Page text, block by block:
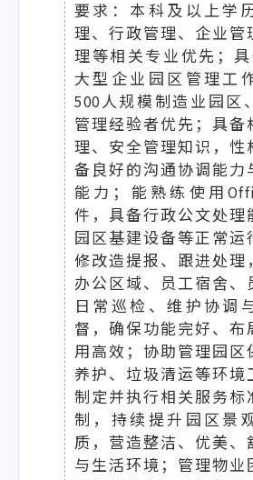
要求：本科及以上学
理、行政管理、企业管
理等相关专业优先；
大型企业园区管理工
500人规模制造业园区
管理经验者优先；具备
理、安全管理知识，性
备良好的沟通协调能力
能力；能熟练使用
件，具备行政公文处理
园区基建设备等正常运
修改造提报、跟进处理
办公区域、员工宿舍、
日常巡检、维护协调
督，确保功能完好、布
用高效；协助管理园区
养护、垃圾清运等环境
制定并执行相关服务标
制，持续提升园区景
质，营造整洁、优美、
与生活环境；管理物业